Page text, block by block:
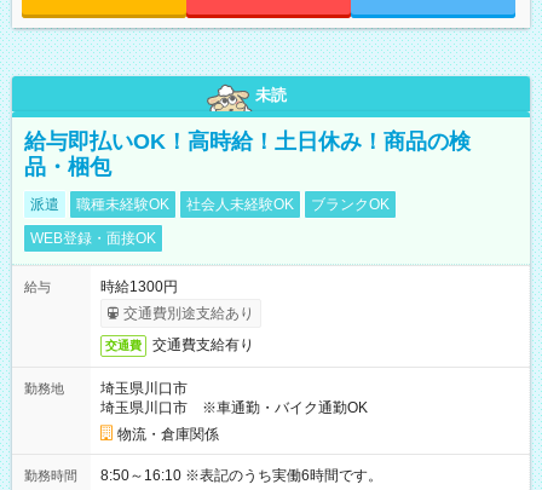
未読
給与即払いOK！高時給！土日休み！商品の検
品・梱包
派遣 職種未経験OK 社会人未経験OK
ブランクOK
WEB登録・面接OK
給与
時給1300円
交通費別途支給あり
交通費 交通費支給有り
勤務地
埼玉県川口市
埼玉県川口市 ※車通勤・バイク通勤OK
物流・倉庫関係
勤務時間 8:50～16:10 ※表記のうち実働6時間です。